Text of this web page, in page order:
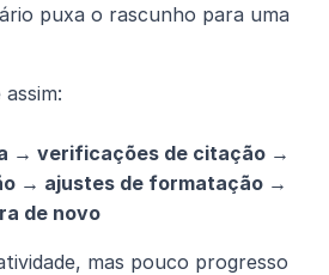
puxa o rascunho para uma
→ verificações de citação →
→ ajustes de formatação →
de novo
mas pouco progresso